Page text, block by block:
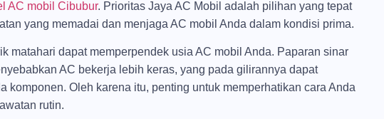
AC mobil Cibubur. Prioritas Jaya AC Mobil adalah pilihan yang tepat
yang memadai dan menjaga AC mobil Anda dalam kondisi prima.
matahari dapat memperpendek usia AC mobil Anda. Paparan sinar
AC bekerja lebih keras, yang pada gilirannya dapat
komponen. Oleh karena itu, penting untuk memperhatikan cara Anda
rutin.